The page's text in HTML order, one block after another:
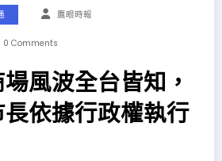
鷹眼時報
0 Comments
風波全台皆知，
依據行政權執行